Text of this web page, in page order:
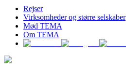
Rejser
Virksomheder og større selskaber
Mød TEMA
Om TEMA